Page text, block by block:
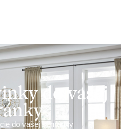
do vašej
do vašej schránky